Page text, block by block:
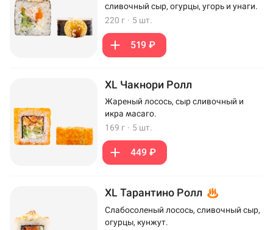
сливочный сыр, огурцы, угорь и унаги.
220 г · 5 шт.
519 ₽
XL Чакнори Ролл
Жареный лосось, сыр сливочный и
икра масаго.
169 г · 5 шт.
449 ₽
XL Тарантино Ролл
Слабосоленый лосось, сливочный сыр,
огурцы, кунжут.